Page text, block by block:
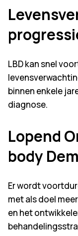
LBD kan snel
binnen enkele
diagnose.
Lopend
body
Er wordt
met als doel
en het